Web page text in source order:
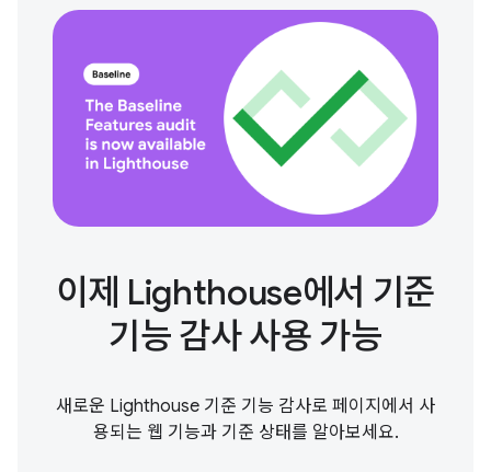
이제 Lighthouse에서 기준
기능 감사 사용 가능
새로운 Lighthouse 기준 기능 감사로 페이지에서 사
용되는 웹 기능과 기준 상태를 알아보세요.